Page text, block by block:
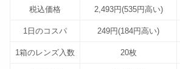
税込価格 2,493円(535円高い)
1日のコスパ 249円(184円高い)
1箱のレンズ入数 20枚